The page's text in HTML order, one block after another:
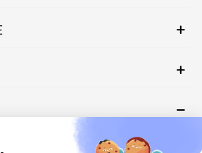
à notre Newsletter et recevez en